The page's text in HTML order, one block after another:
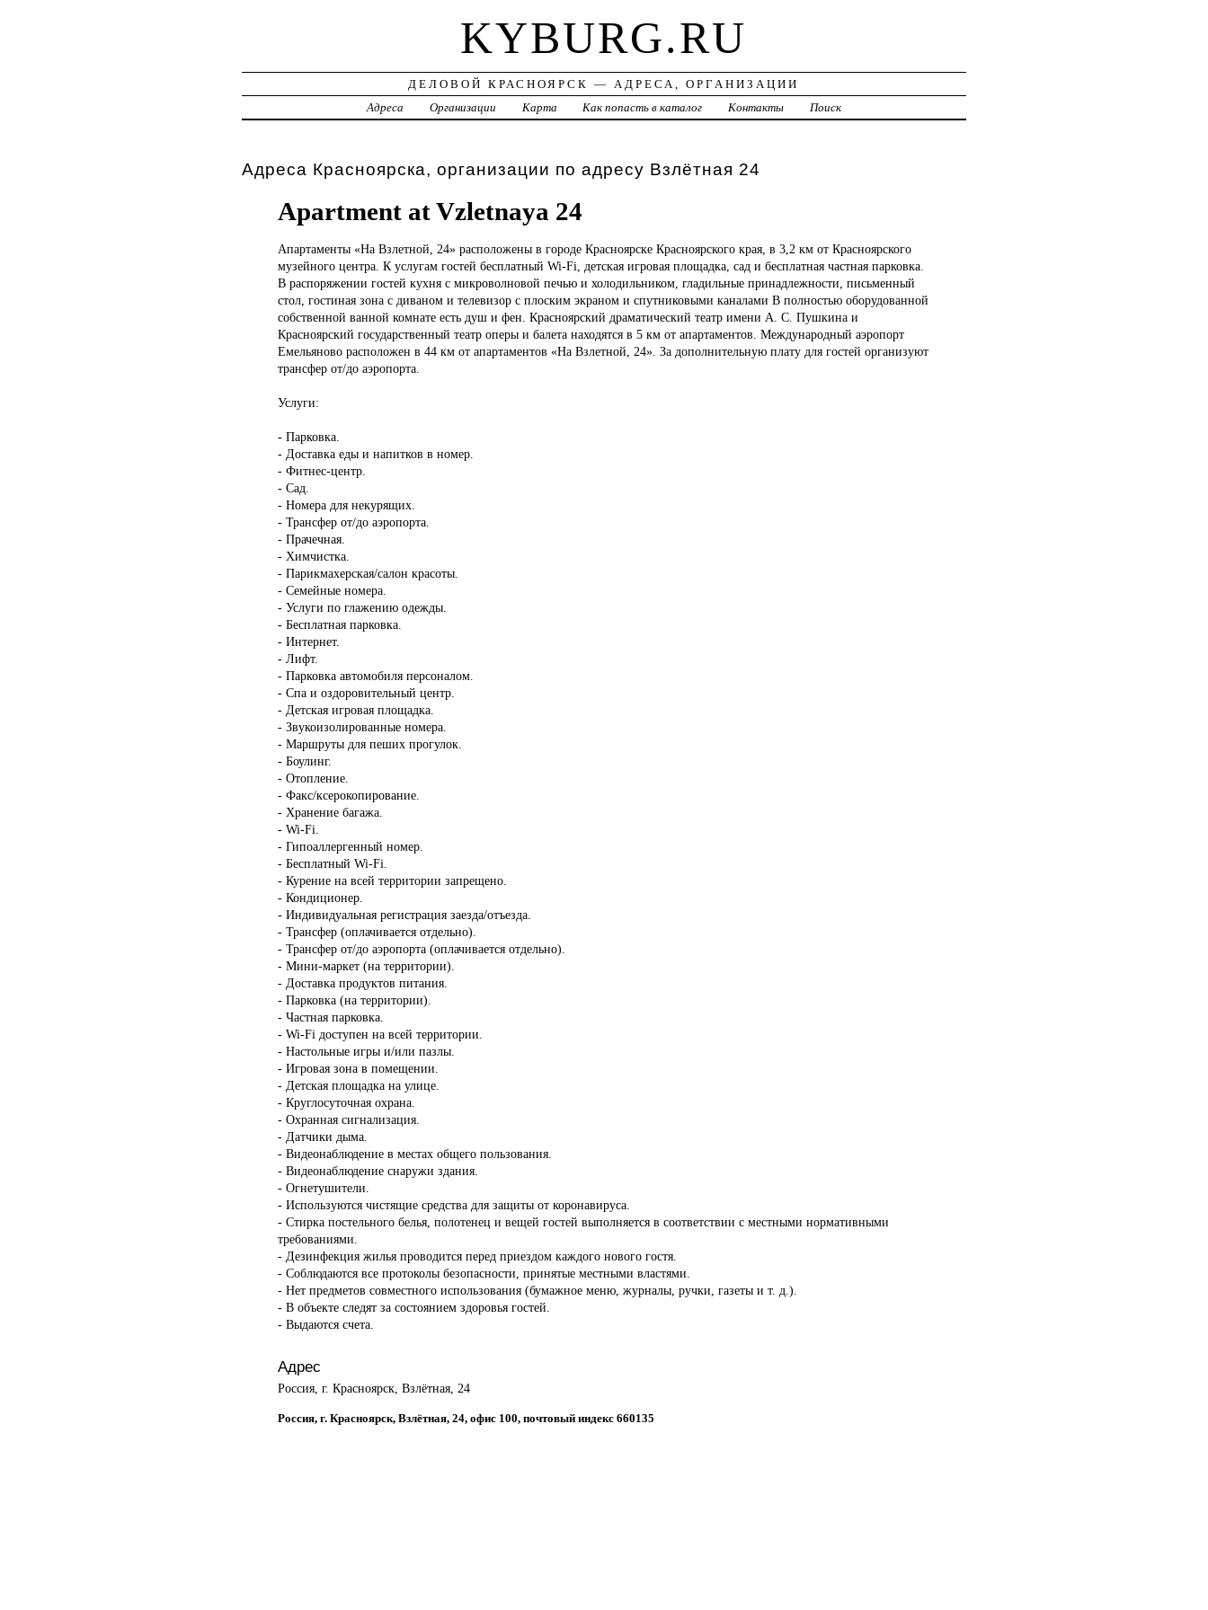
KYBURG.RU
ДЕЛОВОЙ КРАСНОЯРСК — АДРЕСА, ОРГАНИЗАЦИИ
Адреса
Организации Карта Как попасть в каталог Контакты Поиск
Адреса Красноярска, организации по адресу Взлётная 24
Apartment at Vzletnaya 24
Апартаменты «На Взлетной, 24» расположены в городе Красноярске Красноярского края, в 3,2 км от Красноярского
музейного центра. К услугам гостей бесплатный Wi-Fi, детская игровая площадка, сад и бесплатная частная парковка.
В распоряжении гостей кухня с микроволновой печью и холодильником, гладильные принадлежности, письменный
стол, гостиная зона с диваном и телевизор с плоским экраном и спутниковыми каналами В полностью оборудованной
собственной ванной комнате есть душ и фен. Красноярский драматический театр имени А. С. Пушкина и
Красноярский государственный театр оперы и балета находятся в 5 км от апартаментов. Международный аэропорт
Емельяново расположен в 44 км от апартаментов «На Взлетной, 24». За дополнительную плату для гостей организуют
трансфер от/до аэропорта.
Услуги:
- Парковка.
- Доставка еды и напитков в номер.
- Фитнес-центр.
- Сад.
- Номера для некурящих.
- Трансфер от/до аэропорта.
- Прачечная.
- Химчистка.
- Парикмахерская/салон красоты.
- Семейные номера.
- Услуги по глажению одежды.
- Бесплатная парковка.
- Интернет.
- Лифт.
- Парковка автомобиля персоналом.
- Спа и оздоровительный центр.
- Детская игровая площадка.
- Звукоизолированные номера.
- Маршруты для пеших прогулок.
- Боулинг.
- Отопление.
- Факс/ксерокопирование.
- Хранение багажа.
- Wi-Fi.
- Гипоаллергенный номер.
- Бесплатный Wi-Fi.
- Курение на всей территории запрещено.
- Кондиционер.
- Индивидуальная регистрация заезда/отъезда.
- Трансфер (оплачивается отдельно).
- Трансфер от/до аэропорта (оплачивается отдельно).
- Мини-маркет (на территории).
- Доставка продуктов питания.
- Парковка (на территории).
- Частная парковка.
- Wi-Fi доступен на всей территории.
- Настольные игры и/или пазлы.
- Игровая зона в помещении.
- Детская площадка на улице.
- Круглосуточная охрана.
- Охранная сигнализация.
- Датчики дыма.
- Видеонаблюдение в местах общего пользования.
- Видеонаблюдение снаружи здания.
- Огнетушители.
- Используются чистящие средства для защиты от коронавируса.
- Стирка постельного белья, полотенец и вещей гостей выполняется в соответствии с местными нормативными
требованиями.
- Дезинфекция жилья проводится перед приездом каждого нового гостя.
- Соблюдаются все протоколы безопасности, принятые местными властями.
- Нет предметов совместного использования (бумажное меню, журналы, ручки, газеты и т. д.).
- В объекте следят за состоянием здоровья гостей.
- Выдаются счета.
Адрес
Россия, г. Красноярск, Взлётная, 24
Россия, г. Красноярск, Взлётная, 24, офис 100, почтовый индекс 660135